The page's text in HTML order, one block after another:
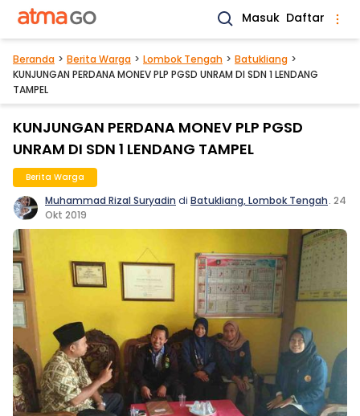
Masuk Daftar
Beranda Berita Warga Lombok Tengah
Batukliang
KUNJUNGAN PERDANA MONEV PLP PGSD UNRAM DI SDN 1 LENDANG
TAMPEL
KUNJUNGAN PERDANA MONEV PLP PGSD
UNRAM DI SDN 1 LENDANG TAMPEL
Berita Warga
Muhammad Rizal Suryadin di Batukliang, Lombok Tengah. 24
Okt 2019